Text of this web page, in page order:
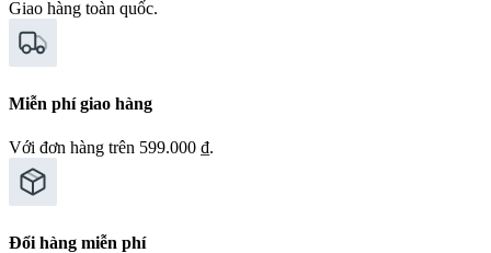
Giao hàng toàn quốc.
Miễn phí giao hàng
Với đơn hàng trên 599.000 ₫.
Đổi hàng miễn phí